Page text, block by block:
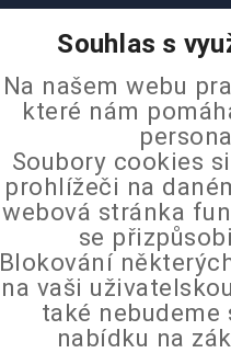
Souhlas s
Na našem webu
které nám
Soubory cookies
prohlížeči na
webová stránka
se
Blokování
na vaši
také
nabídku na